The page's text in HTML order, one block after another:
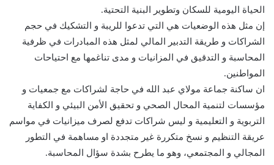
الحياة اليومية للسكان وتطوير البنية التحتية.
إن مثل هذه الوضعيات هي التي تدعوا للريبة و التشكيك في حجم
الشراكات و طريقة التدبير المالي لمثل هذه المبادرات في ظرفية
المحاسبة و التدقيق في المزانيات و مدى تناغمها مع احتياحات
المواطنين.
ان ساكنة جماعة مولاي عبد الله في حاجة لشراكات مع جمعيات و
مؤسسات لتنمية المحال الصحي و تحقيق الأمن البيئي و الكفاية
التربوية و التعليمية و ليس شراكات تدفع لصرف ميزانيات في مواسم
عريقة التنظيم و نسخ متكررة غير متجددة او مساهمة في التطور
المجالي و المجتمعي، وهو ما يطرح بشدة سؤال المحاسبة.